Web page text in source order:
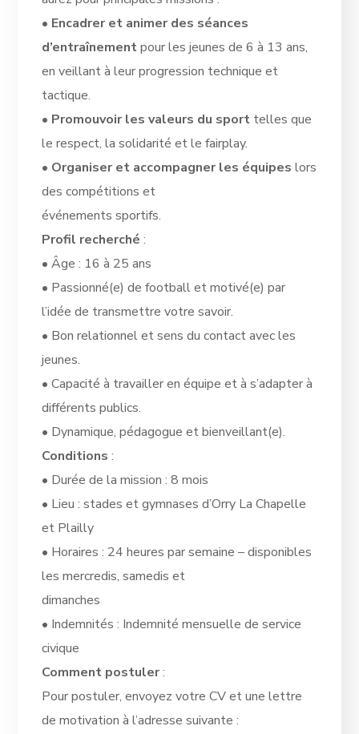
• Encadrer et animer des séances
d’entraînementpour les jeunes de 6 à 13 ans,
en veillant à leur progression technique et
tactique.
• Promouvoir les valeurs du sport telles que
le respect, la solidarité et le fairplay.
• Organiser et accompagner les équipes lors
des compétitions et
événements sportifs.
Profil recherché :
• Âge : 16 à 25 ans
• Passionné(e) de football et motivé(e) par
l’idée de transmettre votre savoir.
• Bon relationnel et sens du contact avec les
jeunes.
• Capacité à travailler en équipe et à s’adapter à
différents publics.
• Dynamique, pédagogue et bienveillant(e).
Conditions:
• Durée de la mission : 8 mois
• Lieu : stades et gymnases d’Orry La Chapelle
et Plailly
• Horaires : 24 heures par semaine – disponibles
les mercredis, samedis et
dimanches
• Indemnités : Indemnité mensuelle de service
civique
Comment postuler:
Pour postuler, envoyez votre CV et une lettre
de motivation à l’adresse suivante :